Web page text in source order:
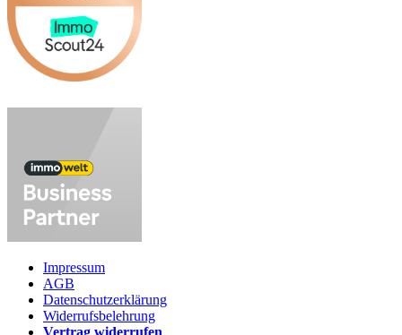
Impressum
AGB
Datenschutzerklärung
Widerrufsbelehrung